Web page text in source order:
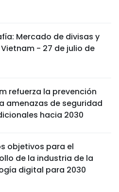
Mercado de divisas y
- 27 de julio de
refuerza la prevención
amenazas de seguridad
hacia 2030
objetivos para el
de la industria de la
digital para 2030